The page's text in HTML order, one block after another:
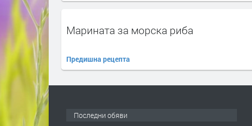
Марината за морска риба
Предишна рецепта
Последни обяви